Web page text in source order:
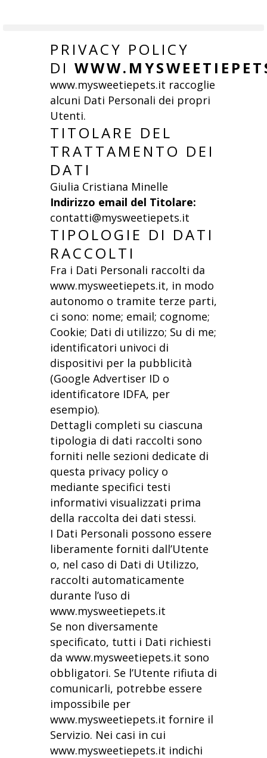
PRIVACY POLICY
DI
www.mysweetiepets.it raccoglie
alcuni Dati Personali dei propri
Utenti.
TITOLARE DEL
TRATTAMENTO DEI
DATI
Giulia Cristiana Minelle
Indirizzo email del Titolare:
contatti@mysweetiepets.it
TIPOLOGIE DI DATI
RACCOLTI
Fra i Dati Personali raccolti da
www.mysweetiepets.it, in modo
autonomo o tramite terze parti,
ci sono: nome; email; cognome;
Cookie; Dati di utilizzo; Su di me;
identificatori univoci di
dispositivi per la pubblicità
(Google Advertiser ID o
identificatore IDFA, per
esempio).
Dettagli completi su ciascuna
tipologia di dati raccolti sono
forniti nelle sezioni dedicate di
questa privacy policy o
mediante specifici testi
informativi visualizzati prima
della raccolta dei dati stessi.
I Dati Personali possono essere
liberamente forniti dall’Utente
o, nel caso di Dati di Utilizzo,
raccolti automaticamente
durante l’uso di
www.mysweetiepets.it
Se non diversamente
specificato, tutti i Dati richiesti
da www.mysweetiepets.it sono
obbligatori. Se l’Utente rifiuta di
comunicarli, potrebbe essere
impossibile per
www.mysweetiepets.it fornire il
Servizio. Nei casi in cui
www.mysweetiepets.it indichi